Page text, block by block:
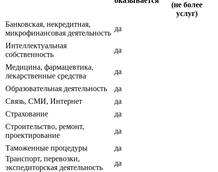
(не более
услуг)
Банковская, некредитная,
микрофинансовая деятельность
да
Интеллектуальная
собственность
да
Медицина, фармацевтика,
лекарственные средства
да
Образовательная деятельность
да
Связь, СМИ, Интернет
да
Страхование
да
Строительство, ремонт,
проектирование
да
Таможенные процедуры
да
Транспорт, перевозки,
экспедиторская деятельность
да